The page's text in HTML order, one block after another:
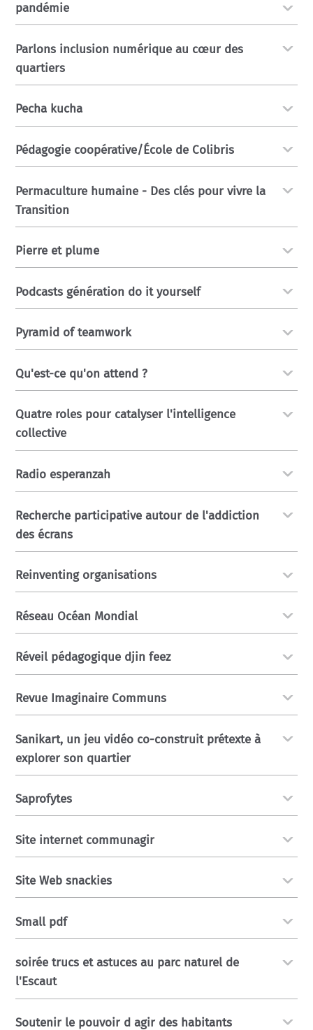
pandémie
Parlons inclusion numérique au cœur des
quartiers
Pecha kucha
Pédagogie coopérative/École de Colibris
Permaculture humaine - Des clés pour vivre la
Transition
Pierre et plume
Podcasts génération do it yourself
Pyramid of teamwork
Qu'est-ce qu'on attend ?
Quatre roles pour catalyser l'intelligence
collective
Radio esperanzah
Recherche participative autour de l'addiction
des écrans
Reinventing organisations
Réseau Océan Mondial
Réveil pédagogique djin feez
Revue Imaginaire Communs
Sanikart, un jeu vidéo co-construit prétexte à
explorer son quartier
Saprofytes
Site internet communagir
Site Web snackies
Small pdf
soirée trucs et astuces au parc naturel de
l'Escaut
Soutenir le pouvoir d agir des habitants